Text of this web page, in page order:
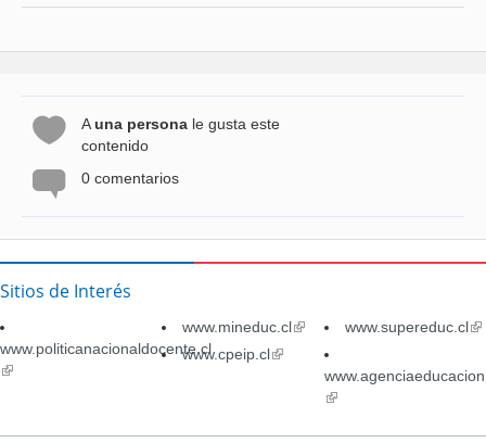
Auna persona le gusta este
contenido
0 comentarios
Sitios de Interés
www.politicanacionaldocente.cl
(link
www.mineduc.cl(link
external)
www.supereduc.cl
www.cpeip.cl(link
external)(link